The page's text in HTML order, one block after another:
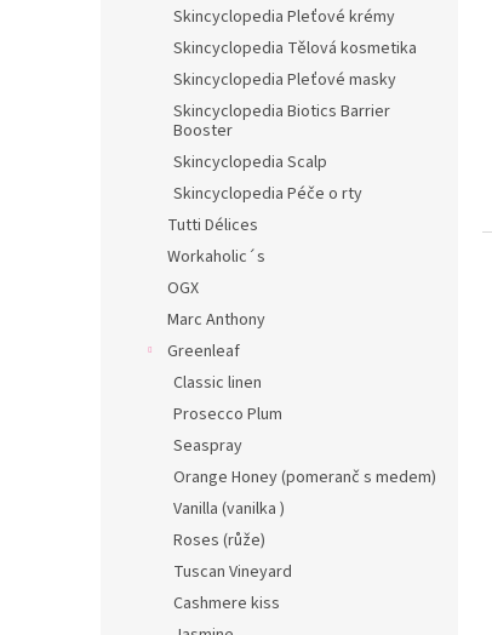
Skincyclopedia Pleťové krémy
Skincyclopedia Tělová kosmetika
Skincyclopedia Pleťové masky
Skincyclopedia Biotics Barrier
Booster
Skincyclopedia Scalp
Skincyclopedia Péče o rty
Tutti Délices
Workaholic´s
OGX
Marc Anthony
Greenleaf
Classic linen
Prosecco Plum
Seaspray
Orange Honey (pomeranč s medem)
Vanilla (vanilka )
Roses (růže)
Tuscan Vineyard
Cashmere kiss